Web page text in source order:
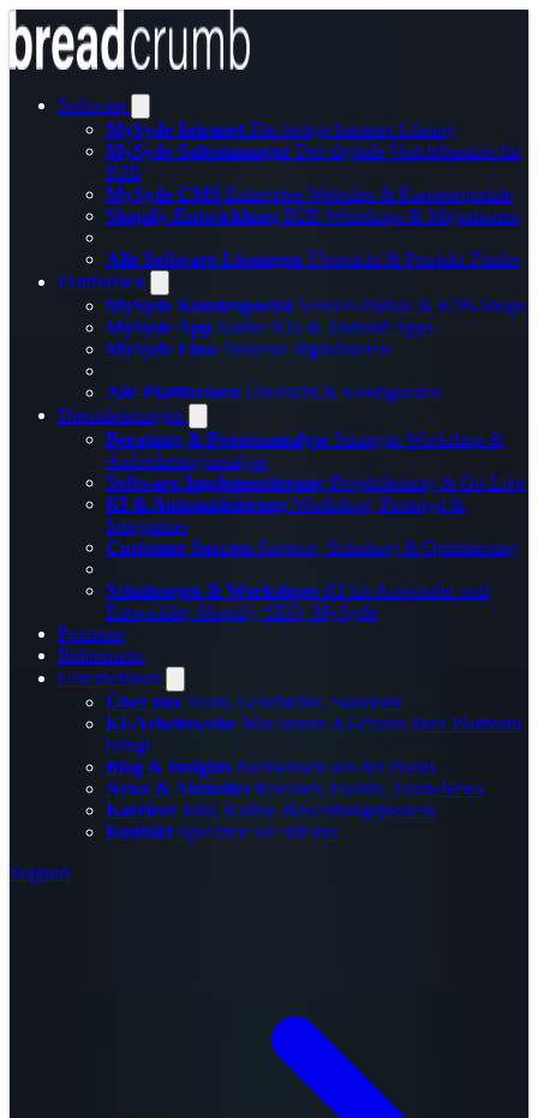
Software
MySyde Intranet Die fertige Intranet-Lösung
MySyde Salesmanager Der digitale Vertriebsraum für
B2B
MySyde CMS Enterprise Websites & Karriereportale
Shopify-Entwicklung B2B-Webshops & Migrationen
Alle Software-Lösungen Übersicht & Produkt-Finder
Plattformen
MySyde Kundenportal Service-Portale & B2B-Shops
MySyde App Native iOS & Android Apps
MySyde Flow Prozesse digitalisieren
Alle Plattformen Übersicht & Konfigurator
Dienstleistungen
Beratung & Prozessanalyse Strategie-Workshop &
Anforderungsanalyse
Software-Implementierung Projektleitung & Go-Live
KI & Automatisierung Workshop, Prototyp &
Integration
Customer Success Support, Schulung & Optimierung
Schulungen & Workshops KI für Anwender und
Entwickler, Shopify, SEO, MySyde
Prozesse
Referenzen
Unternehmen
Über uns Team, Geschichte, Standorte
KI-Arbeitsweise Was unsere KI-Praxis Ihrer Plattform
bringt
Blog & Insights Fachwissen aus der Praxis
News & Aktuelles Releases, Events, Team-News
Karriere Jobs, Kultur, Bewerbungsprozess
Kontakt Sprechen Sie mit uns
Support